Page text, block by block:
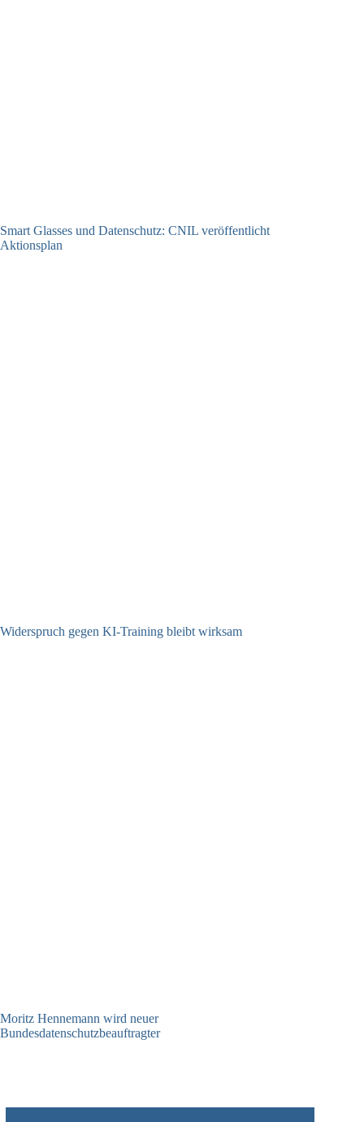
Smart Glasses und Datenschutz: CNIL veröffentlicht
Aktionsplan
Widerspruch gegen KI-Training bleibt wirksam
Moritz Hennemann wird neuer
Bundesdatenschutzbeauftragter